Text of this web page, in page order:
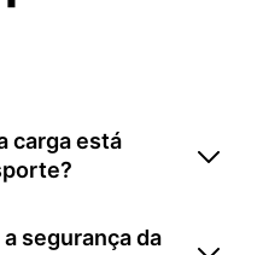
carga está
segurança da